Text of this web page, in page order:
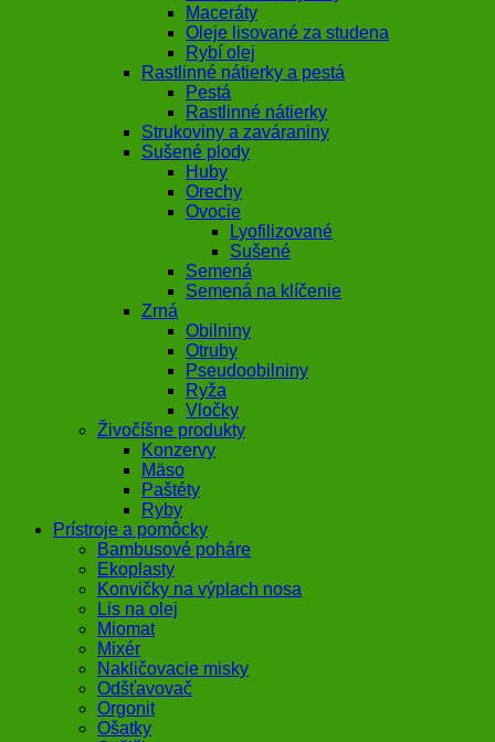
Maceráty
Oleje lisované za studena
Rybí olej
Rastlinné nátierky a pestá
Pestá
Rastlinné nátierky
Strukoviny a zaváraniny
Sušené plody
Huby
Orechy
Ovocie
Lyofilizované
Sušené
Semená
Semená na klíčenie
Zrná
Obilniny
Otruby
Pseudoobilniny
Ryža
Vločky
Živočíšne produkty
Konzervy
Mäso
Paštéty
Ryby
Prístroje a pomôcky
Bambusové poháre
Ekoplasty
Konvičky na výplach nosa
Lis na olej
Miomat
Mixér
Nakličovacie misky
Odšťavovač
Orgonit
Ošatky